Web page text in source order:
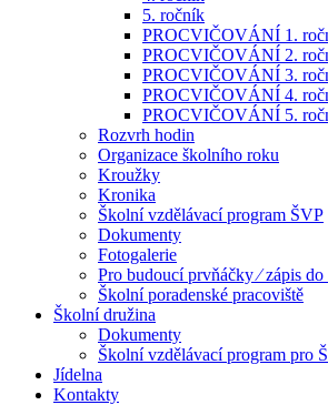
5. ročník
PROCVIČOVÁNÍ 1.
PROCVIČOVÁNÍ 2.
PROCVIČOVÁNÍ 3.
PROCVIČOVÁNÍ 4.
PROCVIČOVÁNÍ 5.
Rozvrh hodin
Organizace školního roku
Kroužky
Kronika
Školní vzdělávací program ŠVP
Dokumenty
Fotogalerie
Pro budoucí prvňáčky ⁄ zápis do
Školní poradenské pracoviště
Školní družina
Dokumenty
Školní vzdělávací program pro
Jídelna
Kontakty